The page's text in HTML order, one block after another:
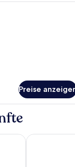
mit einem
Preise
The Q -